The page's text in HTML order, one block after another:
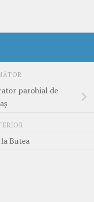
parohial de
Butea